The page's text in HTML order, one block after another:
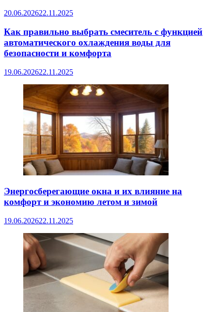
20.06.202622.11.2025
Как правильно выбрать смеситель с функцией
автоматического охлаждения воды для
безопасности и комфорта
19.06.202622.11.2025
Энергосберегающие окна и их влияние на
комфорт и экономию летом и зимой
19.06.202622.11.2025